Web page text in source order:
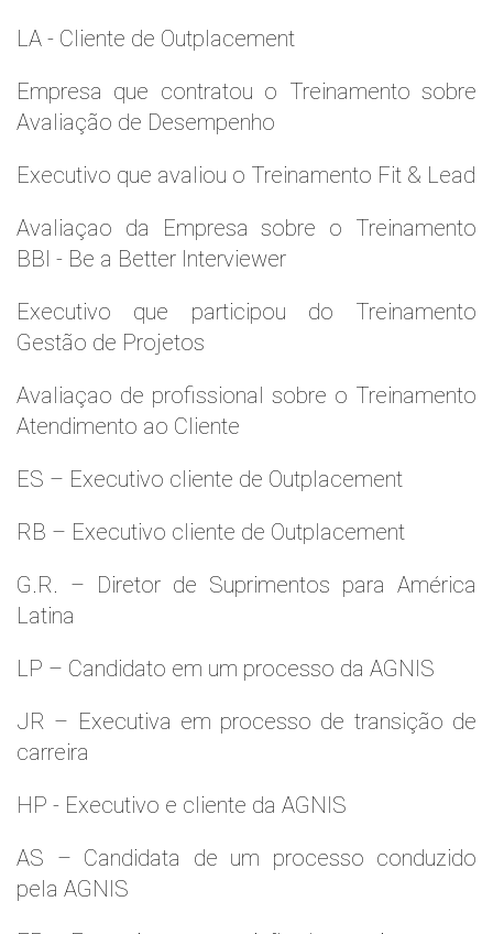
LA - Cliente de Outplacement
Empresa que contratou o Treinamento sobre
Avaliação de Desempenho
Executivo que avaliou o Treinamento Fit & Lead
Avaliaçao da Empresa sobre o Treinamento
BBI - Be a Better Interviewer
Executivo que participou do Treinamento
Gestão de Projetos
Avaliaçao de profissional sobre o Treinamento
Atendimento ao Cliente
ES – Executivo cliente de Outplacement
RB – Executivo cliente de Outplacement
G.R. – Diretor de Suprimentos para América
Latina
LP – Candidato em um processo da AGNIS
JR – Executiva em processo de transição de
carreira
HP - Executivo e cliente da AGNIS
AS – Candidata de um processo conduzido
pela AGNIS